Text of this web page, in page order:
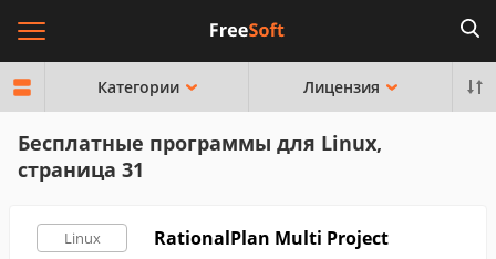
Категории Лицензия
Бесплатные программы для Linux,
страница 31
Linux RationalPlan Multi Project